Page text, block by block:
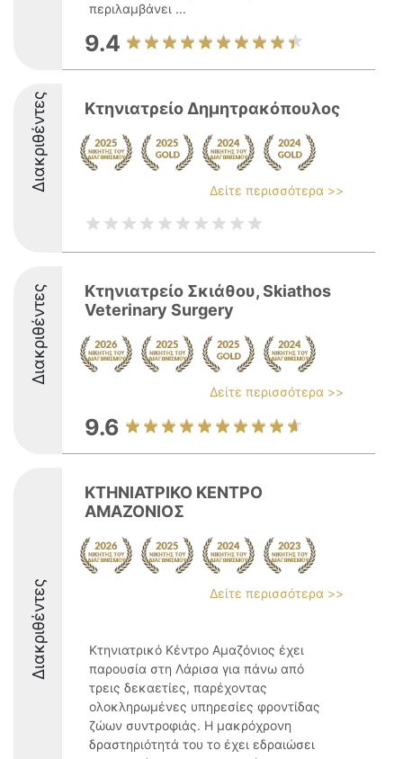
περιλαμβάνει ...
9.4
Διακριθέντες Κτηνιατρείο Δημητρακόπουλος
Δείτε περισσότερα >>
Διακριθέντες
Κτηνιατρείο Σκιάθου, Skiathos
Veterinary Surgery
Δείτε περισσότερα >>
9.6
Διακριθέντες
ΚΤΗΝΙΑΤΡΙΚΟ ΚΕΝΤΡΟ
ΑΜΑΖΟΝΙΟΣ
Δείτε περισσότερα >>
Κτηνιατρικό Κέντρο Αμαζόνιος έχει
παρουσία στη Λάρισα για πάνω από
τρεις δεκαετίες, παρέχοντας
ολοκληρωμένες υπηρεσίες φροντίδας
ζώων συντροφιάς. Η μακρόχρονη
δραστηριότητά του το έχει εδραιώσει